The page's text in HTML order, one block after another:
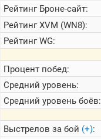
Танков
РейтингБроне-сайт:
РейтингXVM (WN8):
РейтингWG:
Процент побед:
Средний уровень:
Средний уровень боёв:
Выстрелов за бой (+):